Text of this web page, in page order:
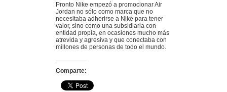
Pronto Nike empezó a promocionar Air
Jordan no sólo como marca que no
necesitaba adherirse a Nike para tener
valor, sino como una subsidiaria con
entidad propia, en ocasiones mucho más
atrevida y agresiva y que conectaba con
millones de personas de todo el mundo.
Comparte: